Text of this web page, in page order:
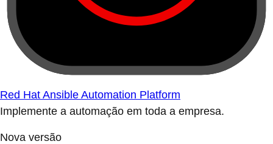
Red Hat Ansible Automation Platform
Implemente a automação em toda a empresa.
Nova versão